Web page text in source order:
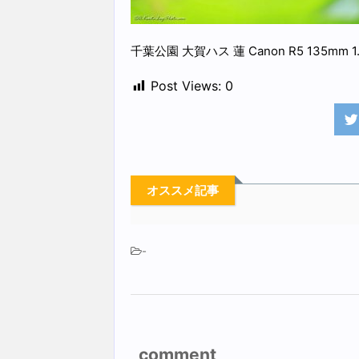
千葉公園 大賀ハス 蓮 Canon R5 135mm
Post Views: 0
オススメ記事
-
comment